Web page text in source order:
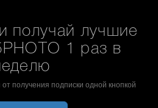
получай лучшие
1 раз в
получения подписки одной кнопкой